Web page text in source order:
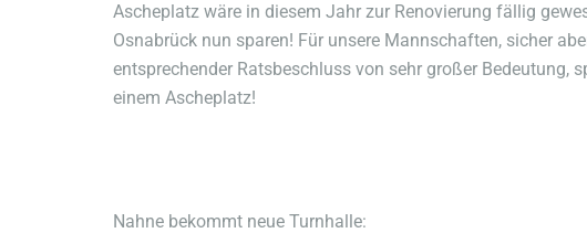
Ascheplatz wäre in diesem Jahr zur Renovierung fällig
Osnabrück nun sparen! Für unsere Mannschaften, sicher
entsprechender Ratsbeschluss von sehr großer
einem Ascheplatz!
Nahne bekommt neue Turnhalle: